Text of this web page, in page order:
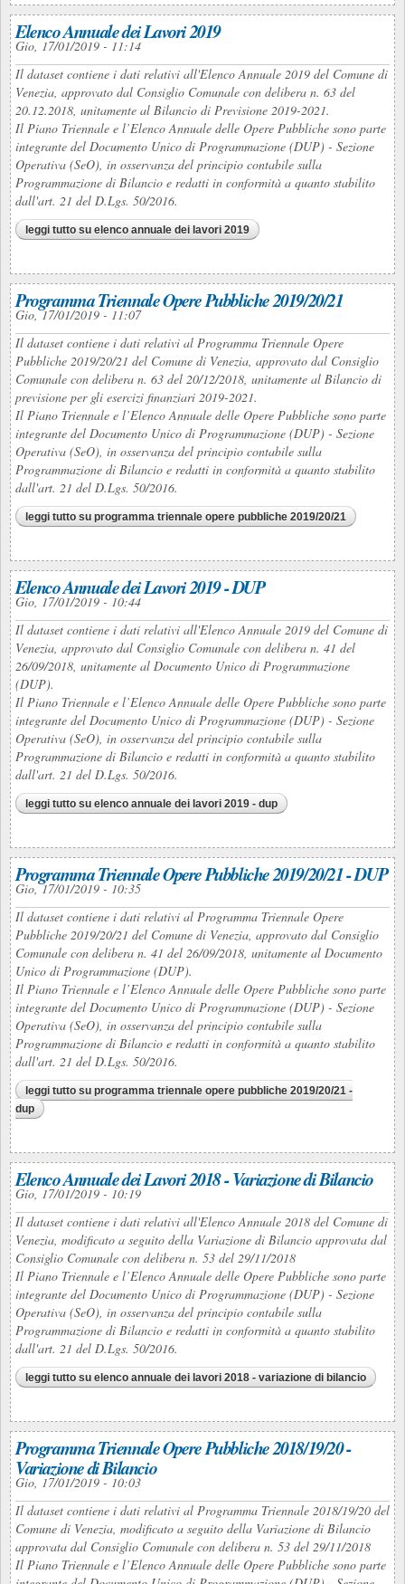
Elenco Annuale dei Lavori 2019
Gio, 17/01/2019 - 11:14
Il dataset contiene i dati relativi all'Elenco Annuale 2019 del Comune di
Venezia, approvato dal Consiglio Comunale con delibera n. 63 del
20.12.2018, unitamente al Bilancio di Previsione 2019-2021.
Il Piano Triennale e l’Elenco Annuale delle Opere Pubbliche sono parte
integrante del Documento Unico di Programmazione (DUP) - Sezione
Operativa (SeO), in osservanza del principio contabile sulla
Programmazione di Bilancio e redatti in conformità a quanto stabilito
dall'art. 21 del D.Lgs. 50/2016.
leggi tutto su elenco annuale dei lavori 2019
Programma Triennale Opere Pubbliche 2019/20/21
Gio, 17/01/2019 - 11:07
Il dataset contiene i dati relativi al Programma Triennale Opere
Pubbliche 2019/20/21 del Comune di Venezia, approvato dal Consiglio
Comunale con delibera n. 63 del 20/12/2018, unitamente al Bilancio di
previsione per gli esercizi finanziari 2019-2021.
Il Piano Triennale e l’Elenco Annuale delle Opere Pubbliche sono parte
integrante del Documento Unico di Programmazione (DUP) - Sezione
Operativa (SeO), in osservanza del principio contabile sulla
Programmazione di Bilancio e redatti in conformità a quanto stabilito
dall'art. 21 del D.Lgs. 50/2016.
leggi tutto su programma triennale opere pubbliche 2019/20/21
Elenco Annuale dei Lavori 2019 - DUP
Gio, 17/01/2019 - 10:44
Il dataset contiene i dati relativi all'Elenco Annuale 2019 del Comune di
Venezia, approvato dal Consiglio Comunale con delibera n. 41 del
26/09/2018, unitamente al Documento Unico di Programmazione
(DUP).
Il Piano Triennale e l’Elenco Annuale delle Opere Pubbliche sono parte
integrante del Documento Unico di Programmazione (DUP) - Sezione
Operativa (SeO), in osservanza del principio contabile sulla
Programmazione di Bilancio e redatti in conformità a quanto stabilito
dall'art. 21 del D.Lgs. 50/2016.
leggi tutto su elenco annuale dei lavori 2019 - dup
Programma Triennale Opere Pubbliche 2019/20/21 - DUP
Gio, 17/01/2019 - 10:35
Il dataset contiene i dati relativi al Programma Triennale Opere
Pubbliche 2019/20/21 del Comune di Venezia, approvato dal Consiglio
Comunale con delibera n. 41 del 26/09/2018, unitamente al Documento
Unico di Programmazione (DUP).
Il Piano Triennale e l’Elenco Annuale delle Opere Pubbliche sono parte
integrante del Documento Unico di Programmazione (DUP) - Sezione
Operativa (SeO), in osservanza del principio contabile sulla
Programmazione di Bilancio e redatti in conformità a quanto stabilito
dall'art. 21 del D.Lgs. 50/2016.
leggi tutto su programma triennale opere pubbliche 2019/20/21 -
dup
Elenco Annuale dei Lavori 2018 - Variazione di Bilancio
Gio, 17/01/2019 - 10:19
Il dataset contiene i dati relativi all'Elenco Annuale 2018 del Comune di
Venezia, modificato a seguito della Variazione di Bilancio approvata dal
Consiglio Comunale con delibera n. 53 del 29/11/2018
Il Piano Triennale e l’Elenco Annuale delle Opere Pubbliche sono parte
integrante del Documento Unico di Programmazione (DUP) - Sezione
Operativa (SeO), in osservanza del principio contabile sulla
Programmazione di Bilancio e redatti in conformità a quanto stabilito
dall'art. 21 del D.Lgs. 50/2016.
leggi tutto su elenco annuale dei lavori 2018 - variazione di bilancio
Programma Triennale Opere Pubbliche 2018/19/20 -
Variazione di Bilancio
Gio, 17/01/2019 - 10:03
Il dataset contiene i dati relativi al Programma Triennale 2018/19/20 del
Comune di Venezia, modificato a seguito della Variazione di Bilancio
approvata dal Consiglio Comunale con delibera n. 53 del 29/11/2018
Il Piano Triennale e l’Elenco Annuale delle Opere Pubbliche sono parte